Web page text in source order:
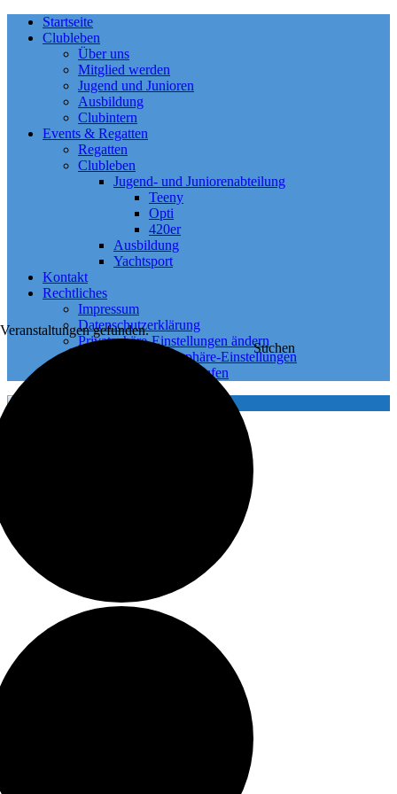
Startseite
Clubleben
Über uns
Mitglied werden
Jugend und Junioren
Ausbildung
Clubintern
Events & Regatten
Regatten
Clubleben
Jugend- und Juniorenabteilung
Teeny
Opti
420er
Ausbildung
Yachtsport
Kontakt
Rechtliches
Impressum
Datenschutzerklärung
Privatsphäre-Einstellungen ändern
Historie der Privatsphäre-Einstellungen
Einwilligungen widerrufen
gefunden.
Suchen